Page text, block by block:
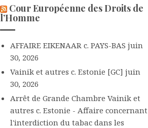
Cour Européenne des Droits de
l’Homme
AFFAIRE EIKENAAR c. PAYS-BAS juin
30, 2026
Vainik et autres c. Estonie [GC] juin
30, 2026
Arrêt de Grande Chambre Vainik et
autres c. Estonie - Affaire concernant
l'interdiction du tabac dans les